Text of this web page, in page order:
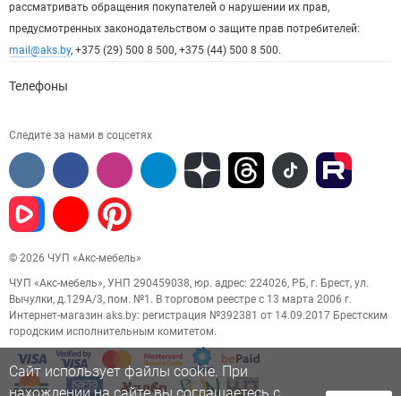
рассматривать обращения покупателей о нарушении их прав,
предусмотренных законодательством о защите прав потребителей:
mail@aks.by, +375 (29) 500 8 500, +375 (44) 500 8 500.
Телефоны
Следите за нами в соцсетях
© 2026 ЧУП «Акс-мебель»
ЧУП «Акс-мебель», УНП 290459038, юр. адрес: 224026, РБ, г. Брест, ул.
Вычулки, д.129А/3, пом. №1. В торговом реестре с 13 марта 2006 г.
Интернет-магазин aks.by: регистрация №392381 от 14.09.2017 Брестским
городским исполнительным комитетом.
Сайт использует файлы cookie. При